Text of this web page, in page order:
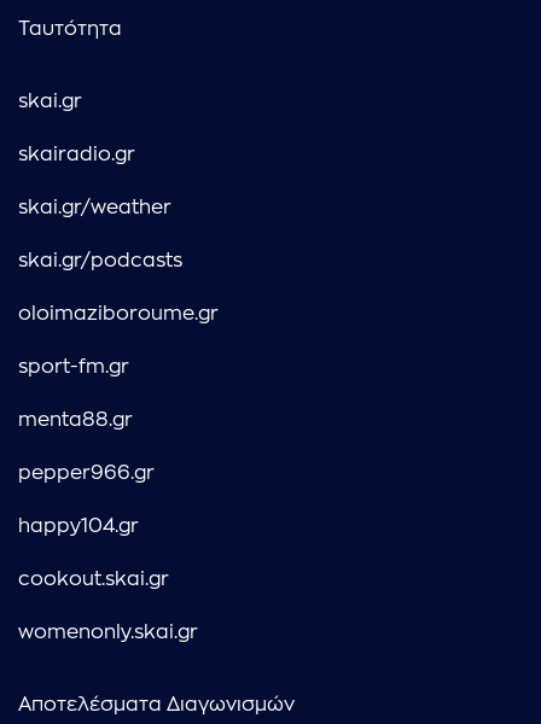
Ταυτότητα
skai.gr
skairadio.gr
skai.gr/weather
skai.gr/podcasts
oloimaziboroume.gr
sport-fm.gr
menta88.gr
pepper966.gr
happy104.gr
cookout.skai.gr
womenonly.skai.gr
Αποτελέσματα Διαγωνισμών